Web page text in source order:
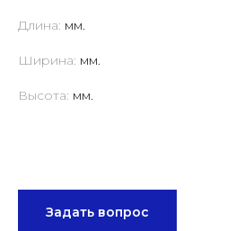
Длина: мм.
Ширина: мм.
Высота: мм.
Задать вопрос